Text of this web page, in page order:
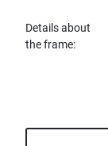
Details about
the frame